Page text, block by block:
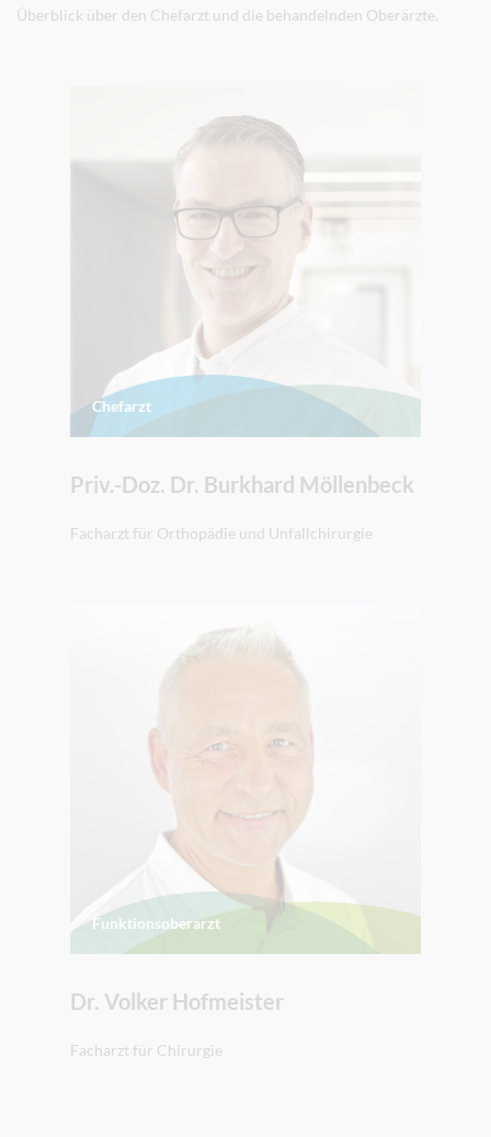
Überblick über den Chefarzt und die behandelnden Oberärzte.
Chefarzt
Priv.-Doz. Dr. Burkhard Möllenbeck
Facharzt für Orthopädie und Unfallchirurgie
Funktionsoberarzt
Dr. Volker Hofmeister
Facharzt für Chirurgie